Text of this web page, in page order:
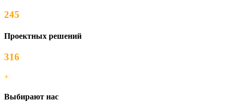
245
Проектных решений
316
+
Выбирают нас